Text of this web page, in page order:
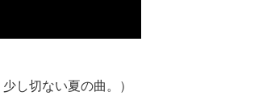
し切ない夏の曲。）